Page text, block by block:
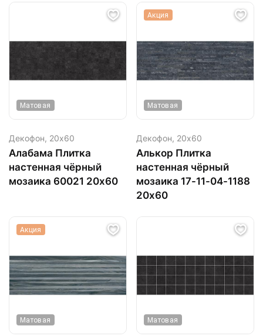
Матовая
Декофон, 20х60
Алабама Плитка
настенная чёрный
мозаика 60021 20х60
Акция
Матовая
Декофон, 20х60
Алькор Плитка
настенная чёрный
мозаика 17-11-04-1188
20х60
Акция
Матовая Матовая